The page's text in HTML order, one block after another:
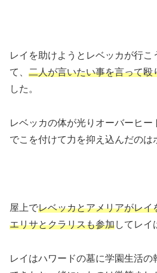
レイを助けようとレベッカが行
て、 二人が言いたい事を言って殴
した。
レベッカの体が光りオーバーヒ
でこを付けて力を抑え込んだのは
屋上でレベッカとアメリアがレイ
エリサとクラリスも参加してレイ
レイはハワードの墓に学園生活